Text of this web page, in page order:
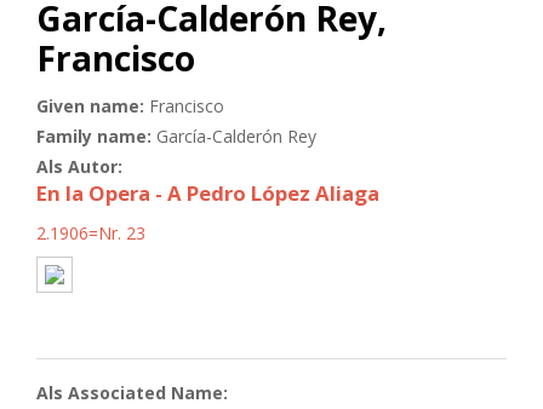
García-Calderón Rey,
Francisco
Given name: Francisco
Family name: García-Calderón Rey
Als Autor:
En la Opera - A Pedro López Aliaga
2.1906=Nr. 23
Als Associated Name: